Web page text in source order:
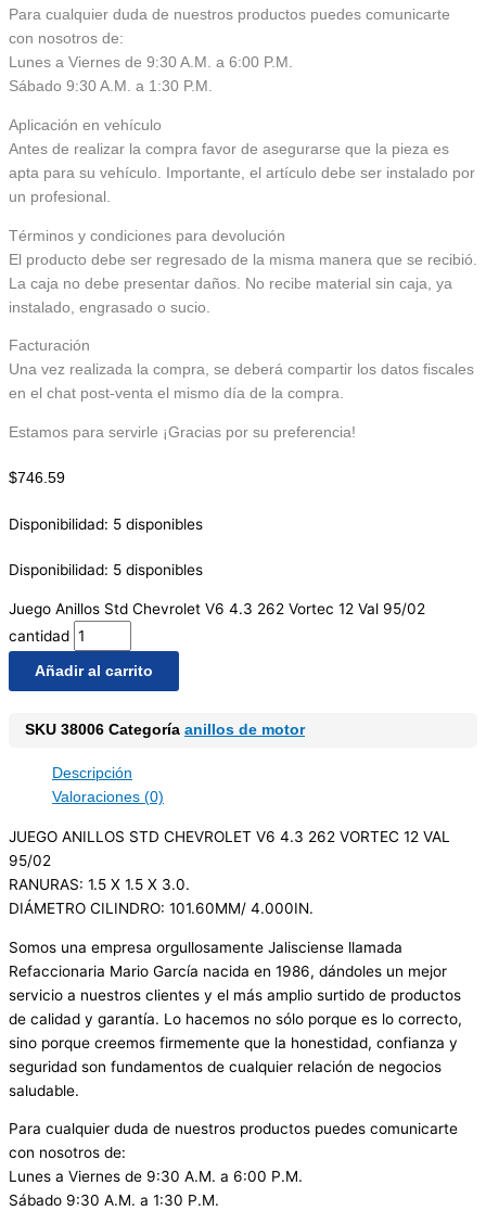
Para cualquier duda de nuestros productos puedes comunicarte
con nosotros de:
Lunes a Viernes de 9:30 A.M. a 6:00 P.M.
Sábado 9:30 A.M. a 1:30 P.M.
Aplicación en vehículo
Antes de realizar la compra favor de asegurarse que la pieza es
apta para su vehículo. Importante, el artículo debe ser instalado por
un profesional.
Términos y condiciones para devolución
El producto debe ser regresado de la misma manera que se recibió.
La caja no debe presentar daños. No recibe material sin caja, ya
instalado, engrasado o sucio.
Facturación
Una vez realizada la compra, se deberá compartir los datos fiscales
en el chat post-venta el mismo día de la compra.
Estamos para servirle ¡Gracias por su preferencia!
$746.59
Disponibilidad: 5 disponibles
Disponibilidad: 5 disponibles
Juego Anillos Std Chevrolet V6 4.3 262 Vortec 12 Val 95/02
cantidad
Añadir al carrito
SKU 38006 Categoría anillos de motor
Descripción
Valoraciones (0)
JUEGO ANILLOS STD CHEVROLET V6 4.3 262 VORTEC 12 VAL
95/02
RANURAS: 1.5 X 1.5 X 3.0.
DIÁMETRO CILINDRO: 101.60MM/ 4.000IN.
Somos una empresa orgullosamente Jalisciense llamada
Refaccionaria Mario García nacida en 1986, dándoles un mejor
servicio a nuestros clientes y el más amplio surtido de productos
de calidad y garantía. Lo hacemos no sólo porque es lo correcto,
sino porque creemos firmemente que la honestidad, confianza y
seguridad son fundamentos de cualquier relación de negocios
saludable.
Para cualquier duda de nuestros productos puedes comunicarte
con nosotros de:
Lunes a Viernes de 9:30 A.M. a 6:00 P.M.
Sábado 9:30 A.M. a 1:30 P.M.